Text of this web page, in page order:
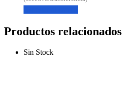
Productos relacionados
Sin Stock